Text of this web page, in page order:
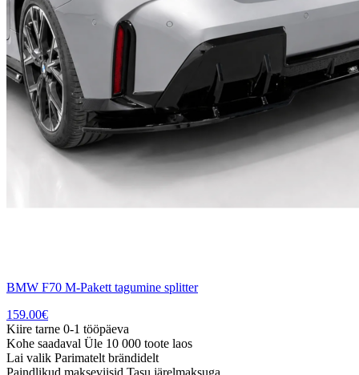
BMW F70 M-Pakett tagumine splitter
159.00€
Kiire tarne 0-1 tööpäeva
Kohe saadaval Üle 10 000 toote laos
Lai valik Parimatelt brändidelt
Paindlikud makseviisid Tasu järelmaksuga